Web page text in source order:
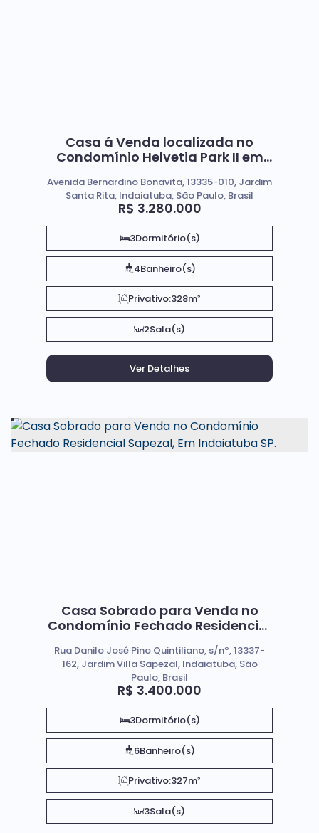
Casa á Venda localizada no
Condomínio Helvetia Park II em
R$ 3.280.000
Avenida Bernardino Bonavita, 13335-010, Jardim
Santa Rita, Indaiatuba, São Paulo, Brasil
3Dormitório(s)
4Banheiro(s)
Privativo:328m²
2Sala(s)
Casa Sobrado para Venda no
Condomínio Fechado Residencial
Sapezal, Em Indaiatuba SP.
R$ 3.400.000
Rua Danilo José Pino Quintiliano, s/nº, 13337-
162, Jardim Villa Sapezal, Indaiatuba, São
Paulo, Brasil
3Dormitório(s)
6Banheiro(s)
Privativo:327m²
3Sala(s)